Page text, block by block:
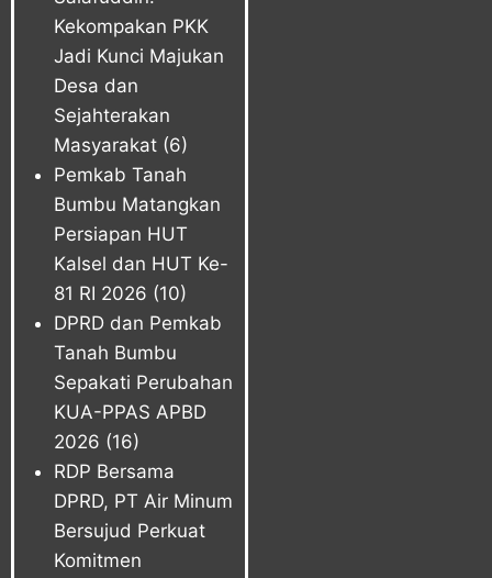
Kekompakan PKK
Jadi Kunci Majukan
Desa dan
Sejahterakan
Masyarakat (6)
Pemkab Tanah
Bumbu Matangkan
Persiapan HUT
Kalsel dan HUT Ke-
81 RI 2026 (10)
DPRD dan Pemkab
Tanah Bumbu
Sepakati Perubahan
KUA-PPAS APBD
2026 (16)
RDP Bersama
DPRD, PT Air Minum
Bersujud Perkuat
Komitmen